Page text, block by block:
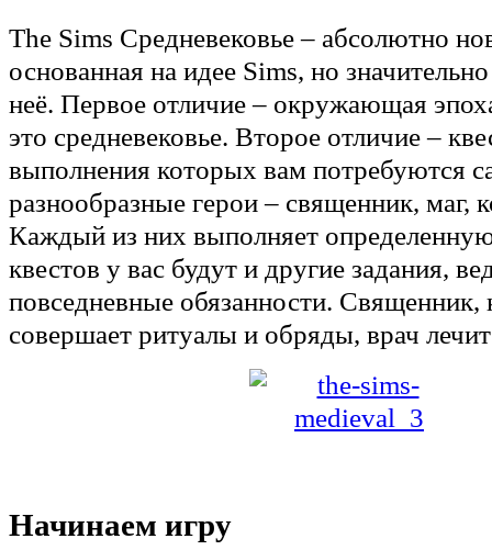
The Sims Средневековье – абсолютно
основанная на идее Sims, но
неё. Первое отличие – окружающая
это средневековье. Второе отличие –
выполнения которых вам потребуются
разнообразные герои – священник, маг,
Каждый из них выполняет
квестов у вас будут и другие задания,
повседневные обязанности. Священник,
совершает ритуалы и обряды, врач
Начинаем игру